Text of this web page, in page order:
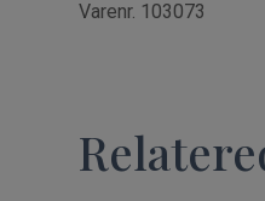
Varenr. 103073